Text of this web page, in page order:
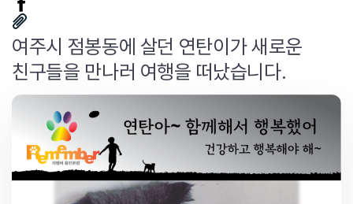
여주시 점봉동에 살던 연탄이가 새로운
친구들을 만나러 여행을 떠났습니다.